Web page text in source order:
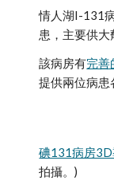
情人湖I-131
患，主要供大
該病房有完善
提供兩位病患
碘131病房3D
拍攝。)